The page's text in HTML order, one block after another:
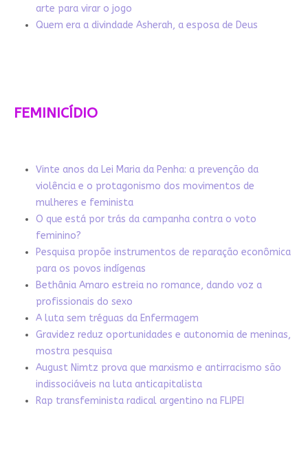
arte para virar o jogo
Quem era a divindade Asherah, a esposa de Deus
FEMINICÍDIO
Vinte anos da Lei Maria da Penha: a prevenção da
violência e o protagonismo dos movimentos de
mulheres e feminista
O que está por trás da campanha contra o voto
feminino?
Pesquisa propõe instrumentos de reparação econômica
para os povos indígenas
Bethânia Amaro estreia no romance, dando voz a
profissionais do sexo
A luta sem tréguas da Enfermagem
Gravidez reduz oportunidades e autonomia de meninas,
mostra pesquisa
August Nimtz prova que marxismo e antirracismo são
indissociáveis na luta anticapitalista
Rap transfeminista radical argentino na FLIPEI